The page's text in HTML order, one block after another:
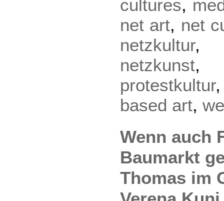
cultures,
net art, net
netzkultur
netzkunst
protestkultur
based art,
Wenn auch
Baumarkt
Thomas im